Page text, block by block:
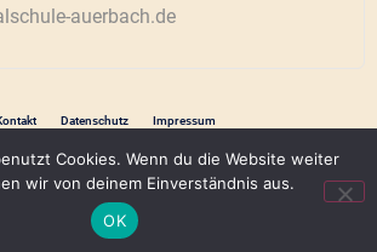
auerbach.de
Datenschutz Impressum
Auerbach —– Designed by Königsteiner Computerladen,
www.koenigsteiner-computerladen.de
Cookies. Wenn du die Website weiter
wir von deinem Einverständnis aus.
OK